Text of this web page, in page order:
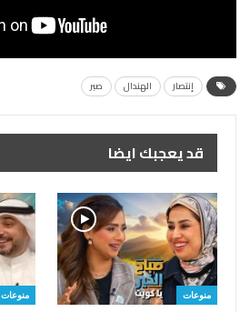
إنتصار الهندال صبر
قد يعجبك ايضا
منوعات منوعات